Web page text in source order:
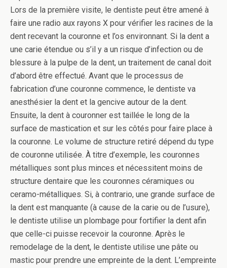
Lors de la première visite, le dentiste peut être amené à
faire une radio aux rayons X pour vérifier les racines de la
dent recevant la couronne et l’os environnant. Si la dent a
une carie étendue ou s’il y a un risque d’infection ou de
blessure à la pulpe de la dent, un traitement de canal doit
d’abord être effectué. Avant que le processus de
fabrication d’une couronne commence, le dentiste va
anesthésier la dent et la gencive autour de la dent.
Ensuite, la dent à couronner est taillée le long de la
surface de mastication et sur les côtés pour faire place à
la couronne. Le volume de structure retiré dépend du type
de couronne utilisée. À titre d’exemple, les couronnes
métalliques sont plus minces et nécessitent moins de
structure dentaire que les couronnes céramiques ou
ceramo-métalliques. Si, à contrario, une grande surface de
la dent est manquante (à cause de la carie ou de l’usure),
le dentiste utilise un plombage pour fortifier la dent afin
que celle-ci puisse recevoir la couronne. Après le
remodelage de la dent, le dentiste utilise une pâte ou
mastic pour prendre une empreinte de la dent. L’empreinte